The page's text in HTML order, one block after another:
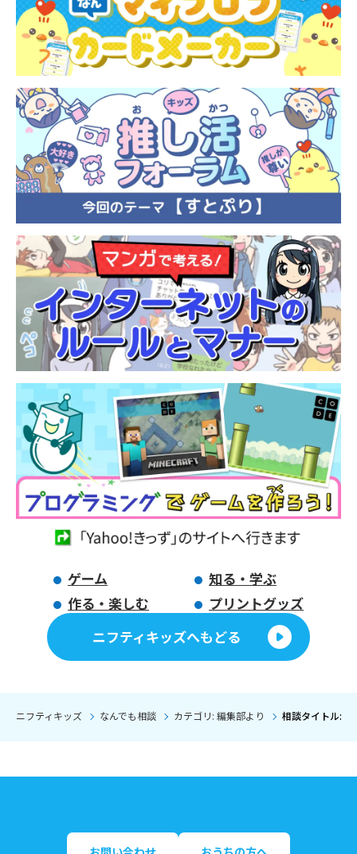
ゲーム
知る・学ぶ
作る・楽しむ
プリントグッズ
ニフティキッズへもどる
ニフティキッズ なんでも相談 カテゴリ: 編集部より 相談タイトル: